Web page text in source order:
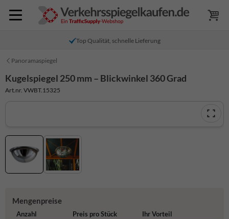
Top Qualität, schnelle Lieferung
Panoramaspiegel
Kugelspiegel 250 mm – Blickwinkel 360 Grad
Art.nr. VWBT.15325
Mengenpreise
Anzahl Preis pro Stück
Ihr Vorteil